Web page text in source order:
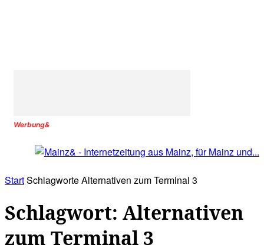
Werbung&
StartSchlagworteAlternativen zum Terminal 3
Schlagwort: Alternativen
zum Terminal 3